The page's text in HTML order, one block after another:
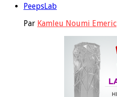
PeepsLab
Par Kamleu Noumi Emeric